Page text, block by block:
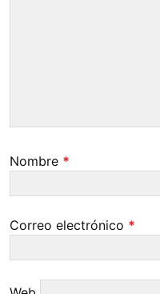
Nombre *
Correo electrónico *